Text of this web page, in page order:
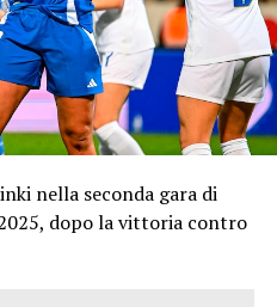
nella seconda gara di
dopo la vittoria contro